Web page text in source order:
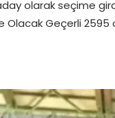
olarak seçime
Olacak Geçerli 2595